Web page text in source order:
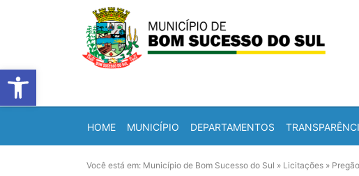
Barra de Ferramentas Aberta
HOME MUNICÍPIO DEPARTAMENTOS
Você está em: Município de Bom Sucesso do Sul » Licitações »